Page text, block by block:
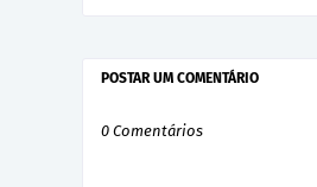
POSTAR UM COMENTÁRIO
0 Comentários